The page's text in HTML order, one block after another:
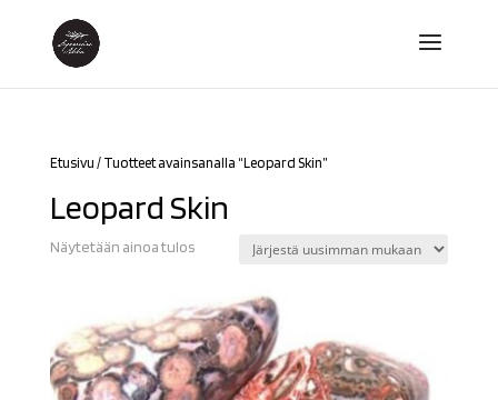
Etusivu / Tuotteet avainsanalla “Leopard Skin”
Leopard Skin
Näytetään ainoa tulos